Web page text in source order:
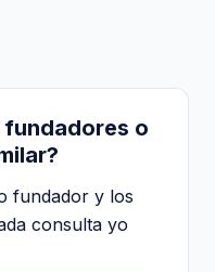
fundadores o
fundador y los
consulta yo